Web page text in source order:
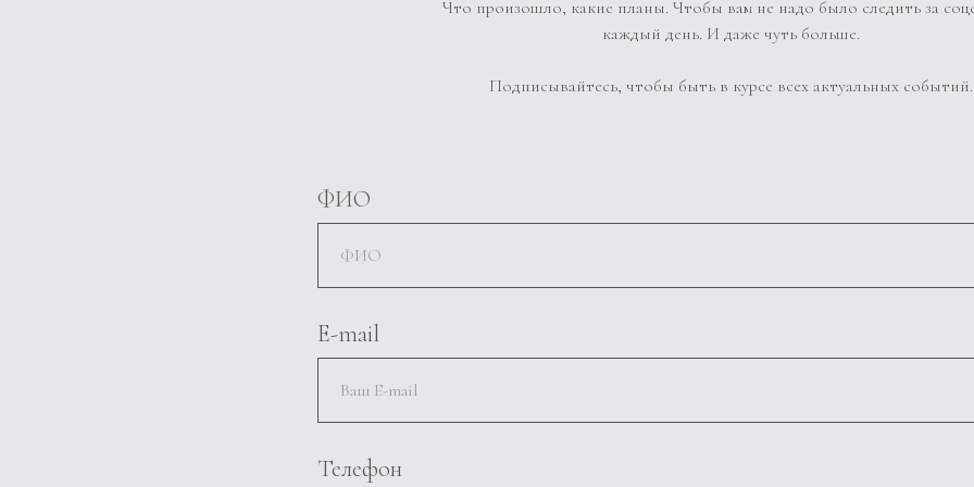
Что произошло, какие планы. Чтобы вам не надо было следить за
каждый день. И даже чуть больше.
Подписывайтесь, чтобы быть в курсе всех актуальных событий.
ФИО
E-mail
Телефон